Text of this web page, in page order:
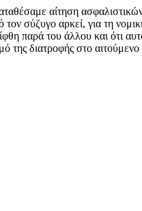
αίτηση ασφαλιστικών
σύζυγο αρκεί, για τη
παρά του άλλου και ότι
της διατροφής στο